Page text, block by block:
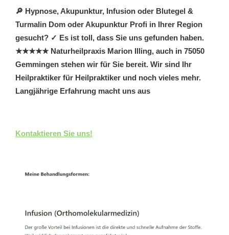
🔎 Hypnose, Akupunktur, Infusion oder Blutegel &
Turmalin Dom oder Akupunktur Profi in Ihrer Region
gesucht? ✓ Es ist toll, dass Sie uns gefunden haben.
★★★★★ Naturheilpraxis Marion Illing, auch in 75050
Gemmingen stehen wir für Sie bereit. Wir sind Ihr
Heilpraktiker für Heilpraktiker und noch vieles mehr.
Langjährige Erfahrung macht uns aus
Kontaktieren Sie uns!